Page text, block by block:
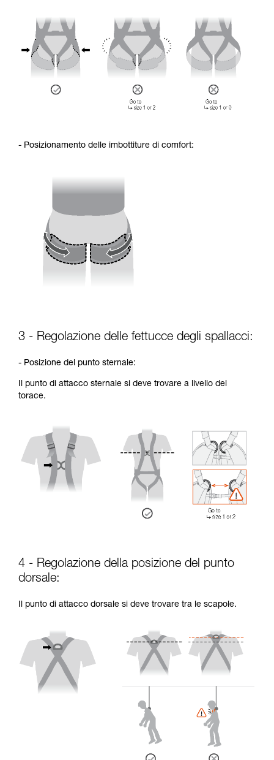
- Posizionamento delle imbottiture di comfort:
3 - Regolazione delle fettucce degli spallacci:
- Posizione del punto sternale:
Il punto di attacco sternale si deve trovare a livello del
torace.
4 - Regolazione della posizione del punto
dorsale:
Il punto di attacco dorsale si deve trovare tra le scapole.